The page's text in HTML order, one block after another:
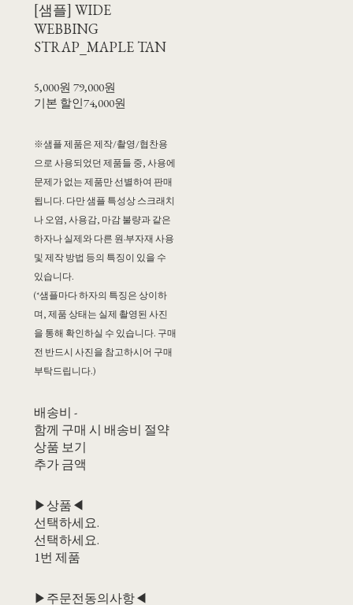
[샘플] WIDE
WEBBING
STRAP_MAPLE TAN
5,000원 79,000원
기본 할인74,000원
※샘플 제품은 제작/촬영/협찬용
으로 사용되었던 제품들 중, 사용에
문제가 없는 제품만 선별하여 판매
됩니다. 다만 샘플 특성상 스크래치
나 오염, 사용감, 마감 불량과 같은
하자나 실제와 다른 원·부자재 사용
및 제작 방법 등의 특징이 있을 수
있습니다.
(*샘플마다 하자의 특징은 상이하
며, 제품 상태는 실제 촬영된 사진
을 통해 확인하실 수 있습니다. 구매
전 반드시 사진을 참고하시어 구매
부탁드립니다.)
배송비 -
함께 구매 시 배송비 절약
상품 보기
추가 금액
▶상품◀
선택하세요.
선택하세요.
1번 제품
▶주문전동의사항◀